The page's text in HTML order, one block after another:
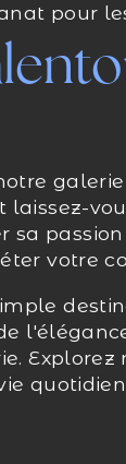
pour
laissez-
sa
votre
Explorez